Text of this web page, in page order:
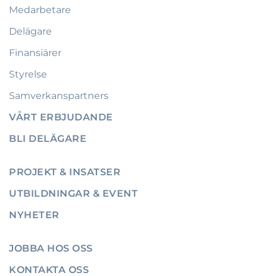
Medarbetare
Delägare
Finansiärer
Styrelse
Samverkanspartners
VÅRT ERBJUDANDE
BLI DELÄGARE
PROJEKT & INSATSER
UTBILDNINGAR & EVENT
NYHETER
JOBBA HOS OSS
KONTAKTA OSS